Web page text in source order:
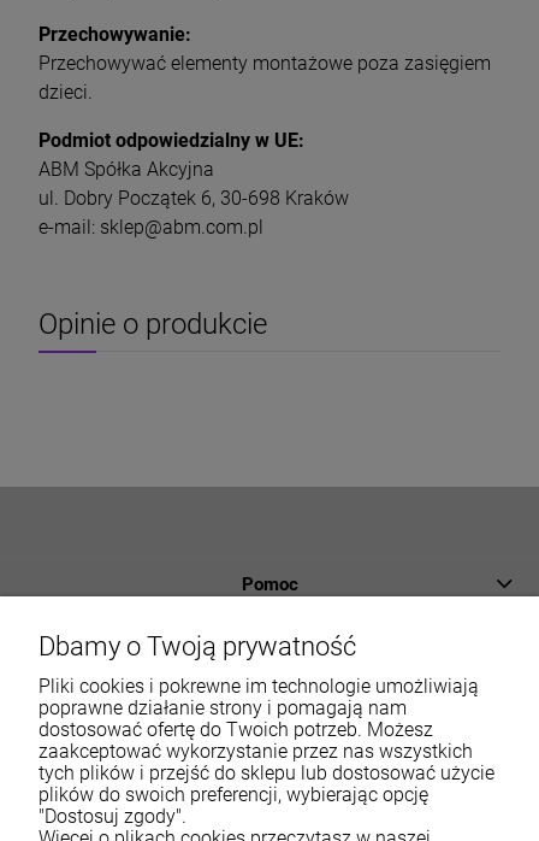
Przechowywanie:
Przechowywać elementy montażowe poza zasięgiem
dzieci.
Podmiot odpowiedzialny w UE:
ABM Spółka Akcyjna
ul. Dobry Początek 6, 30-698 Kraków
e-mail: sklep@abm.com.pl
Opinie o produkcie
Pomoc
Płatności i dostawa
Informacje
O nas
Moje konto
Dbamy o Twoją prywatność
Pliki cookies i pokrewne im technologie umożliwiają
poprawne działanie strony i pomagają nam
dostosować ofertę do Twoich potrzeb. Możesz
zaakceptować wykorzystanie przez nas wszystkich
tych plików i przejść do sklepu lub dostosować użycie
plików do swoich preferencji, wybierając opcję
"Dostosuj zgody".